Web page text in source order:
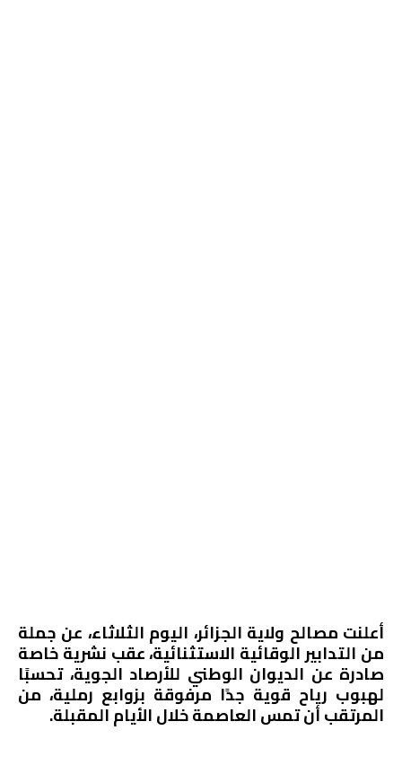
أعلنت مصالح ولاية الجزائر، اليوم الثلاثاء، عن جملة
من التدابير الوقائية الاستثنائية، عقب نشرية خاصة
صادرة عن الديوان الوطني للأرصاد الجوية، تحسبًا
لهبوب رياح قوية جدًا مرفوقة بزوابع رملية، من
المرتقب أن تمس العاصمة خلال الأيام المقبلة.